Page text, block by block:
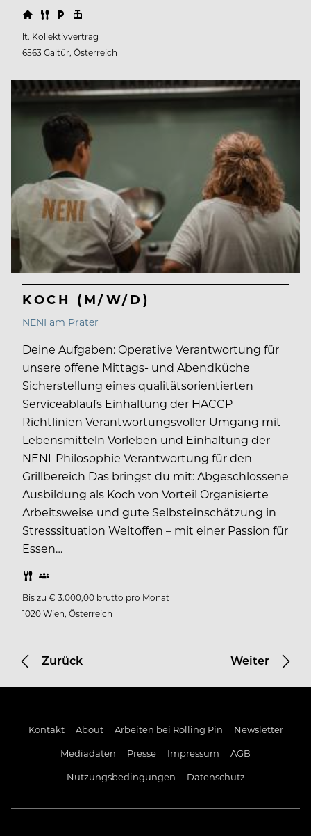
lt. Kollektivvertrag
6563 Galtür, Österreich
KOCH (M/W/D)
NENI am Prater
Deine Aufgaben: Operative Verantwortung für
unsere offene Mittags- und Abendküche
Sicherstellung eines qualitätsorientierten
Serviceablaufs Einhaltung der HACCP
Richtlinien Verantwortungsvoller Umgang mit
Lebensmitteln Vorleben und Einhaltung der
NENI-Philosophie Verantwortung für den
Grillbereich Das bringst du mit: Abgeschlossene
Ausbildung als Koch von Vorteil Organisierte
Arbeitsweise und gute Selbsteinschätzung in
Stresssituation Weltoffen – mit einer Passion für
Essen…
Bis zu € 3.000,00 brutto pro Monat
1020 Wien, Österreich
Zurück Weiter
Kontakt About Arbeiten bei Rolling Pin
Newsletter
Mediadaten
Presse Impressum
AGB
Nutzungsbedingungen
Datenschutz